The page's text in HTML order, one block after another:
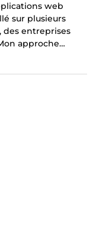
web
sur plusieurs
des entreprises
approche